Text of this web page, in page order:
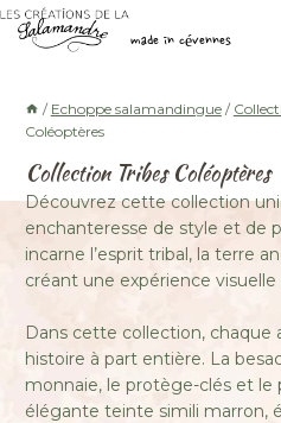
Aller
au
made in cévennes
/ Echoppe salamandingue /
Coléoptères
Collection Tribes Coléoptères
Découvrez cette collection
enchanteresse de style et de
incarne l’esprit tribal, la terre
créant une expérience
Dans cette collection, chaque
histoire à part entière. La
monnaie, le protège-clés et le
élégante teinte simili marron,